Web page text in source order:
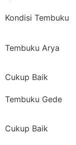
Kondisi Tembuku
Tembuku Arya
Cukup Baik
Tembuku Gede
Cukup Baik